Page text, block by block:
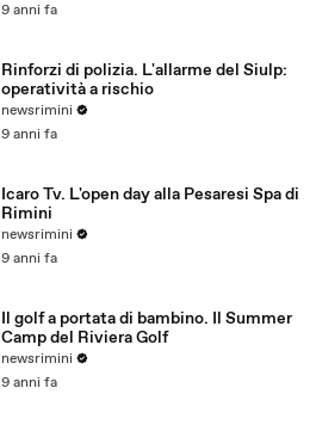
9 anni fa
Rinforzi di polizia. L'allarme del Siulp:
operatività a rischio
newsrimini
9 anni fa
Icaro Tv. L'open day alla Pesaresi Spa di
Rimini
newsrimini
9 anni fa
Il golf a portata di bambino. Il Summer
Camp del Riviera Golf
newsrimini
9 anni fa